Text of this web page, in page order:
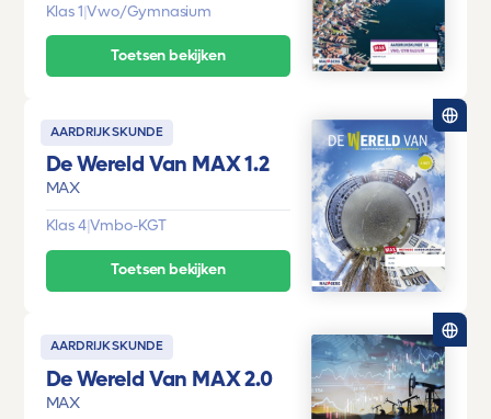
Klas 1|Vwo/Gymnasium
Toetsen bekijken
AARDRIJKSKUNDE
De Wereld Van MAX 1.2
MAX
Klas 4|Vmbo-KGT
Toetsen bekijken
AARDRIJKSKUNDE
De Wereld Van MAX 2.0
MAX